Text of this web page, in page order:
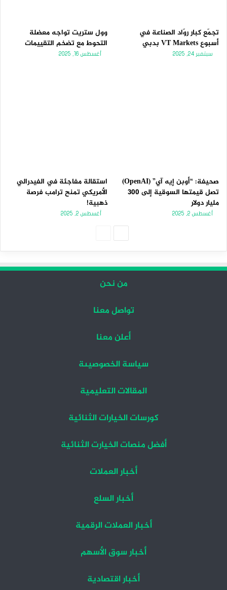
تجمّع كبار روّاد الصناعة في
أسبوع VT Markets بدبي
سبتمبر 24, 2025
وول ستريت تواجه معضلة
التحوط مع تضخم التقييمات
أغسطس 16, 2025
صحيفة: “أوبن إيه آي” (OpenAI)
تصل قيمتها السوقية إلى 300
مليار دولار
أغسطس 2, 2025
استقالة مفاجئة في الفيدرالي
الأمريكي تمنح ترامب فرصة
ذهبية!
أغسطس 2, 2025
من نحن
تواصل معنا
أعلن معنا
سياسة الخصوصيىة
المقالات التعليمية
كورسات الخيارات الثنائية
أفضل منصات الخيارت الثنائية
أخبار العملات
أخبار السلع
أخبار العملات الرقمية
أخبار سوق الأسهم
أخبار اقتصادية